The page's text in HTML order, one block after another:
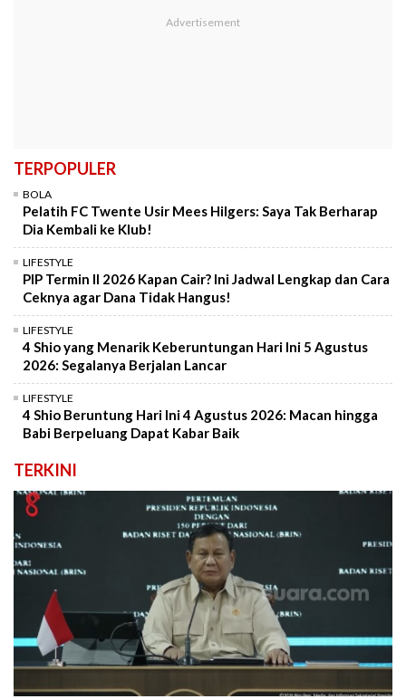
TERPOPULER
BOLA
Pelatih FC Twente Usir Mees Hilgers: Saya Tak Berharap
Dia Kembali ke Klub!
LIFESTYLE
PIP Termin II 2026 Kapan Cair? Ini Jadwal Lengkap dan Cara
Ceknya agar Dana Tidak Hangus!
LIFESTYLE
4 Shio yang Menarik Keberuntungan Hari Ini 5 Agustus
2026: Segalanya Berjalan Lancar
LIFESTYLE
4 Shio Beruntung Hari Ini 4 Agustus 2026: Macan hingga
Babi Berpeluang Dapat Kabar Baik
TERKINI